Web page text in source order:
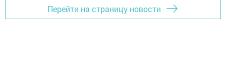
Перейти на страницу новости